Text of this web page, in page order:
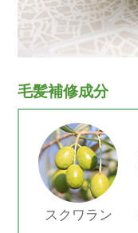
毛髪補修成分
スクワラン